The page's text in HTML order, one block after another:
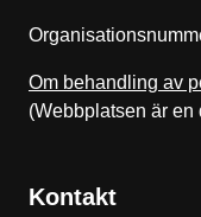
Om behandling av
(Webbplatsen är
Kontakt